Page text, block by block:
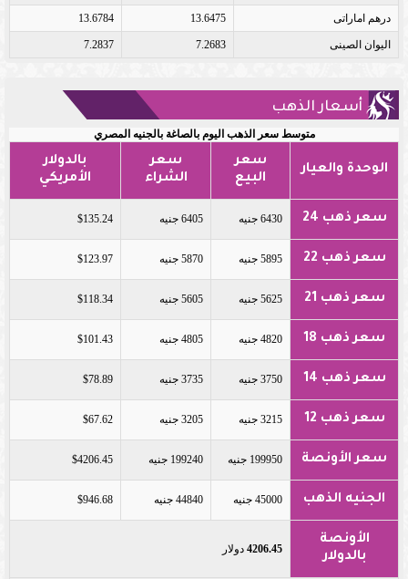
درهم اماراتى 13.6475
13.6784
اليوان الصينى 7.2683
7.2837
أسعار الذهب
متوسط سعر الذهب اليوم بالصاغة بالجنيه المصري
الوحدة والعيار
سعر
البيع
سعر
الشراء
بالدولار
الأمريكي
سعر ذهب 24 6430 جنيه 6405 جنيه $135.24
سعر ذهب 22 5895 جنيه 5870 جنيه $123.97
سعر ذهب 21 5625 جنيه 5605 جنيه $118.34
سعر ذهب 18 4820 جنيه 4805 جنيه $101.43
سعر ذهب 14 3750 جنيه 3735 جنيه $78.89
سعر ذهب 12 3215 جنيه 3205 جنيه $67.62
سعر الأونصة 199950 جنيه 199240 جنيه $4206.45
الجنيه الذهب 45000 جنيه 44840 جنيه $946.68
الأونصة
بالدولار
4206.45 دولار